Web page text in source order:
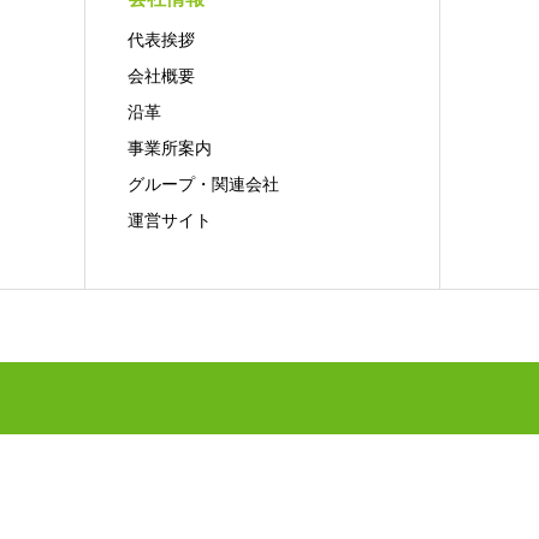
代表挨拶
会社概要
沿革
事業所案内
グループ・関連会社
運営サイト